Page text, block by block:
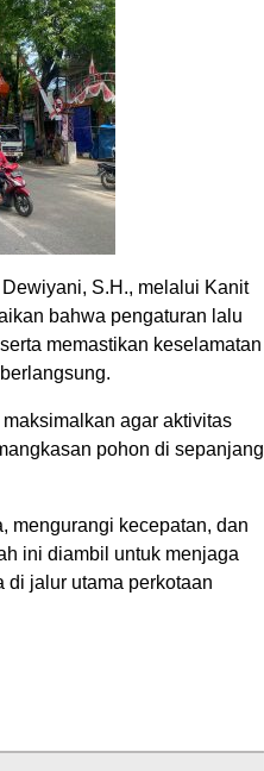
S.H., melalui Kanit
bahwa pengaturan lalu
memastikan keselamatan
agar aktivitas
pohon di sepanjang
mengurangi kecepatan, dan
ini diambil untuk menjaga
di jalur utama perkotaan